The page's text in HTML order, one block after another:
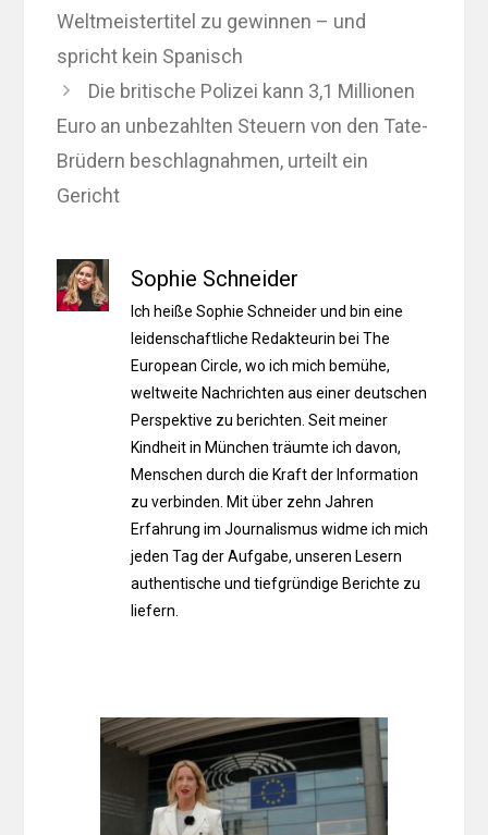
Weltmeistertitel zu gewinnen – und
spricht kein Spanisch
Die britische Polizei kann 3,1 Millionen
Euro an unbezahlten Steuern von den Tate-
Brüdern beschlagnahmen, urteilt ein
Gericht
Sophie Schneider
Ich heiße Sophie Schneider und bin eine
leidenschaftliche Redakteurin bei The
European Circle, wo ich mich bemühe,
weltweite Nachrichten aus einer deutschen
Perspektive zu berichten. Seit meiner
Kindheit in München träumte ich davon,
Menschen durch die Kraft der Information
zu verbinden. Mit über zehn Jahren
Erfahrung im Journalismus widme ich mich
jeden Tag der Aufgabe, unseren Lesern
authentische und tiefgründige Berichte zu
liefern.